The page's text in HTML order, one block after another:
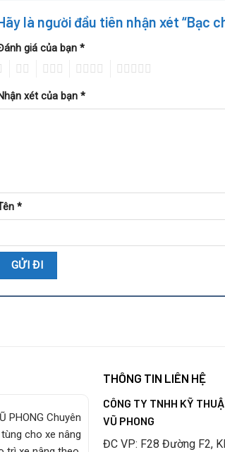
là người đầu tiên nhận xét “Bạc
giá của bạn *
xét của bạn *
*
PHONG Chuyên
cho xe nâng
THÔNG TIN LIÊN HỆ
CÔNG TY TNHH KỸ
VŨ PHONG
ĐC VP: F28 Đường F2,